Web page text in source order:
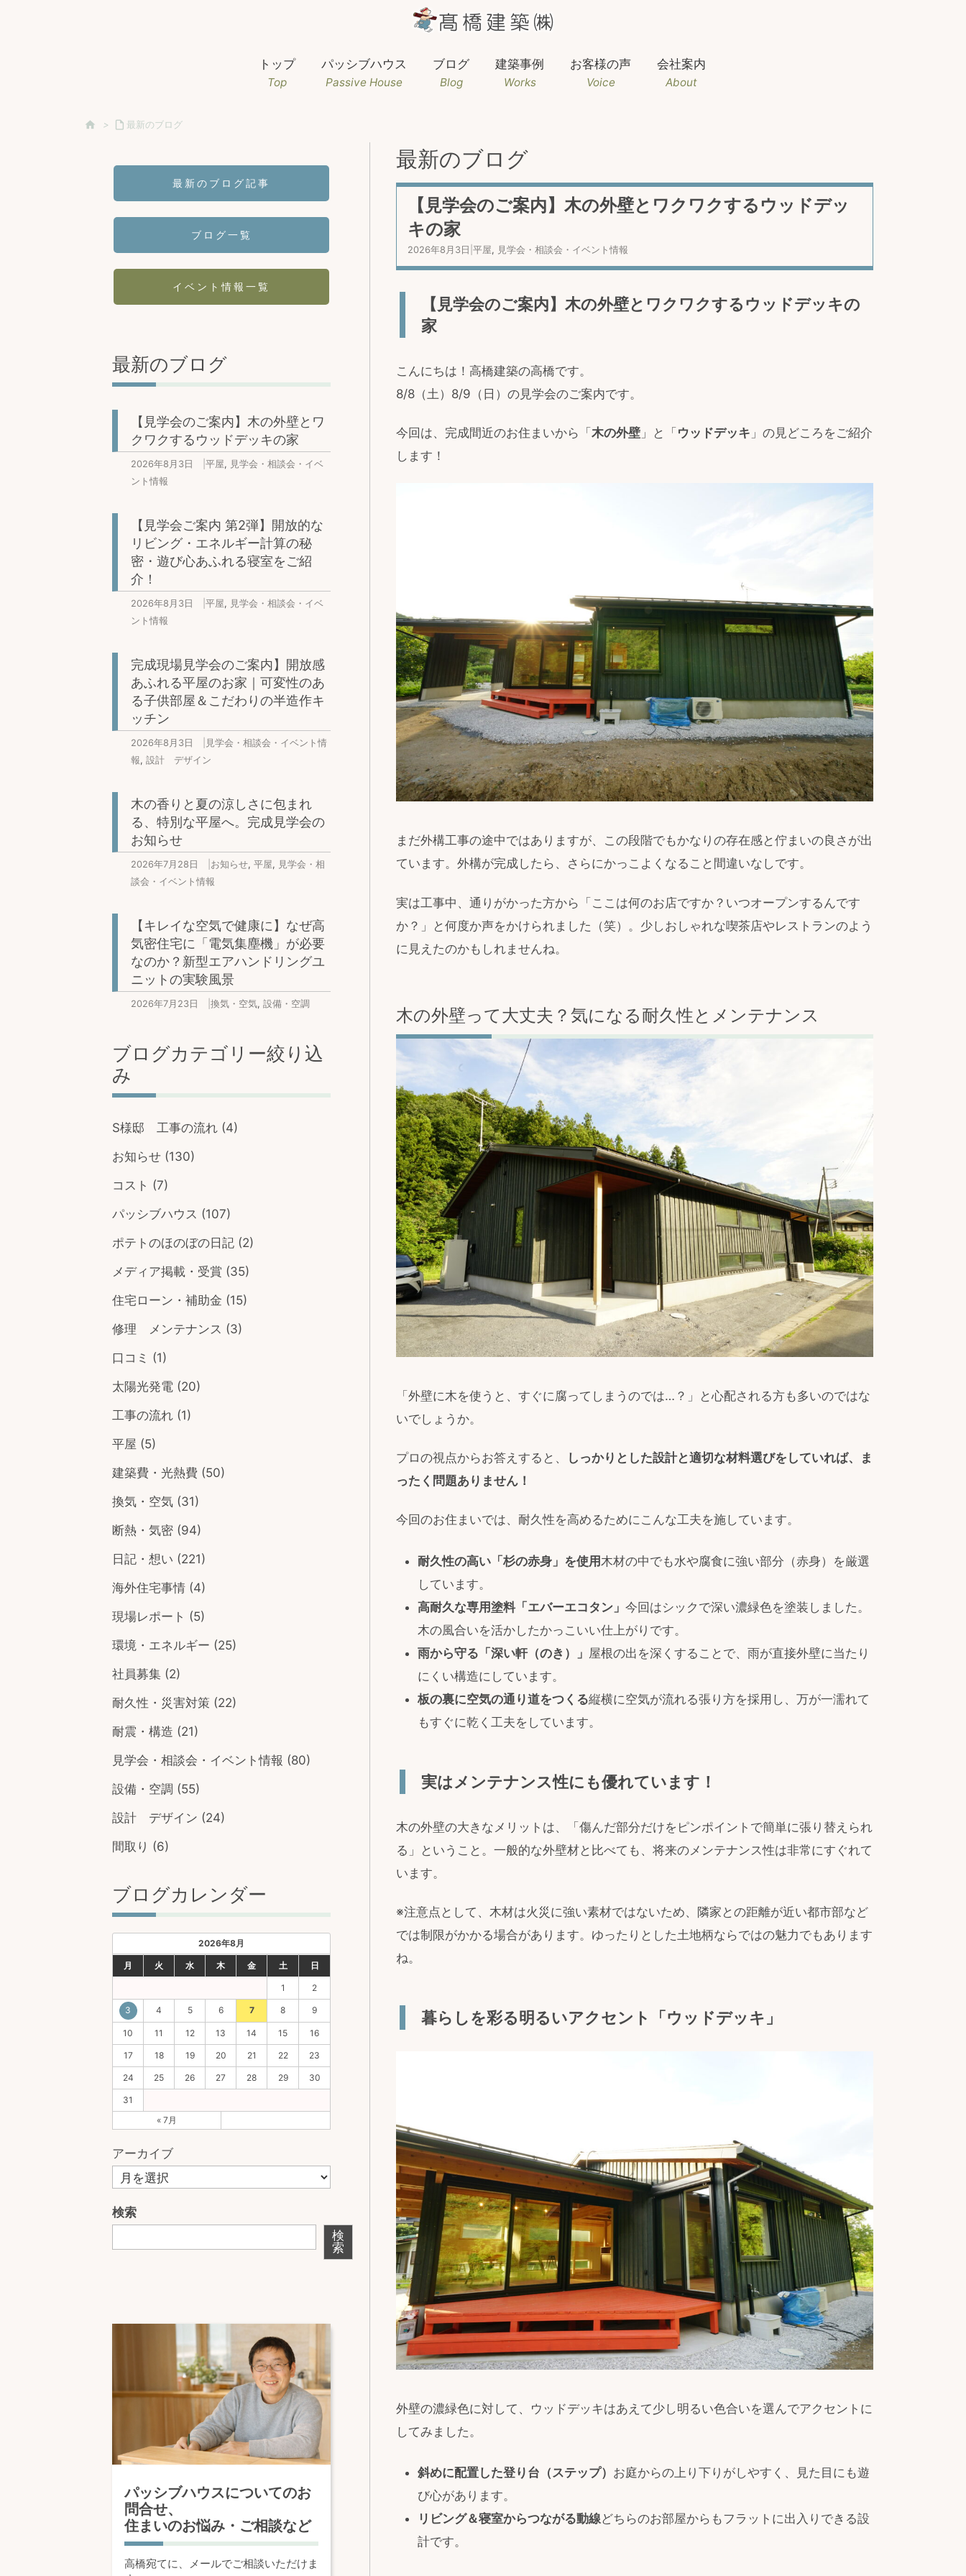
トップ
Top
パッシブハウス
Passive House
ブログ
Blog
建築事例
Works
お客様の声
Voice
会社案内
About
 >  最新のブログ
最新のブログ
【見学会のご案内】木の外壁とワクワクするウッドデッ
キの家
2026年8月3日 平屋, 見学会・相談会・イベント情報
【見学会のご案内】木の外壁とワクワクするウッドデッキの
家
こんにちは！高橋建築の高橋です。
8/8（土）8/9（日）の見学会のご案内です。
今回は、完成間近のお住まいから「 木の外壁」と「 ウッドデッキ 」の見どころをご紹介
します！
まだ外構工事の途中ではありますが、この段階でもかなりの存在感と佇まいの良さが出
ています。外構が完成したら、さらにかっこよくなること間違いなしです。
実は工事中、通りがかった方から「ここは何のお店ですか？いつオープンするんです
か？」と何度か声をかけられました（笑）。少しおしゃれな喫茶店やレストランのよう
に見えたのかもしれませんね。
木の外壁って大丈夫？気になる耐久性とメンテナンス
「外壁に木を使うと、すぐに腐ってしまうのでは…？」と心配される方も多いのではな
いでしょうか。
プロの視点からお答えすると、
しっかりとした設計と適切な材料選びをしていれば、ま
ったく問題ありません！
今回のお住まいでは、耐久性を高めるためにこんな工夫を施しています。
耐久性の高い「杉の赤身」を使用 木材の中でも水や腐食に強い部分（赤身）を厳選
しています。
高耐久な専用塗料「エバーエコタン」 今回はシックで深い濃緑色を塗装しました。
木の風合いを活かしたかっこいい仕上がりです。
雨から守る「深い軒（のき）」 屋根の出を深くすることで、雨が直接外壁に当たり
にくい構造にしています。
板の裏に空気の通り道をつくる縦横に空気が流れる張り方を採用し、万が一濡れて
もすぐに乾く工夫をしています。
実はメンテナンス性にも優れています！
木の外壁の大きなメリットは、「傷んだ部分だけをピンポイントで簡単に張り替えられ
る」ということ。一般的な外壁材と比べても、将来のメンテナンス性は非常にすぐれて
います。
※注意点として、木材は火災に強い素材ではないため、隣家との距離が近い都市部など
では制限がかかる場合があります。ゆったりとした土地柄ならではの魅力でもあります
ね。
暮らしを彩る明るいアクセント「ウッドデッキ」
外壁の濃緑色に対して、ウッドデッキはあえて少し明るい色合いを選んでアクセントに
してみました。
斜めに配置した登り台（ステップ） お庭からの上り下りがしやすく、見た目にも遊
び心があります。
リビング＆寝室からつながる動線どちらのお部屋からもフラットに出入りできる設
計です。
最新のブログ記事
ブログ一覧
イベント情報一覧
最新のブログ
【見学会のご案内】木の外壁とワ
クワクするウッドデッキの家
2026年8月3日 平屋, 見学会・相談会・イベ
ント情報
【見学会ご案内 第2弾】開放的な
リビング・エネルギー計算の秘
密・遊び心あふれる寝室をご紹
介！
2026年8月3日 平屋, 見学会・相談会・イベ
ント情報
完成現場見学会のご案内】開放感
あふれる平屋のお家｜可変性のあ
る子供部屋＆こだわりの半造作キ
ッチン
2026年8月3日
見学会・相談会・イベント情
報, 設計 デザイン
木の香りと夏の涼しさに包まれ
る、特別な平屋へ。完成見学会の
お知らせ
2026年7月28日 お知らせ, 平屋, 見学会・相
談会・イベント情報
【キレイな空気で健康に】なぜ高
気密住宅に「電気集塵機」が必要
なのか？新型エアハンドリングユ
ニットの実験風景
2026年7月23日 換気・空気, 設備・空調
ブログカテゴリー絞り込
み
S様邸 工事の流れ (4)
お知らせ (130)
コスト (7)
パッシブハウス (107)
ポテトのほのぼの日記 (2)
メディア掲載・受賞 (35)
住宅ローン・補助金 (15)
修理 メンテナンス (3)
口コミ (1)
太陽光発電 (20)
工事の流れ (1)
平屋 (5)
建築費・光熱費 (50)
換気・空気 (31)
断熱・気密 (94)
日記・想い (221)
海外住宅事情 (4)
現場レポート (5)
環境・エネルギー (25)
社員募集 (2)
耐久性・災害対策 (22)
耐震・構造 (21)
見学会・相談会・イベント情報 (80)
設備・空調 (55)
設計 デザイン (24)
間取り (6)
ブログカレンダー
2026年8月
月 火 水 木 金 土 日
1 2
3 4 5 6 7 8 9
10 11 12 13 14 15 16
17 18 19 20 21 22 23
24 25 26 27 28 29 30
31
« 7月
アーカイブ
検索
検
索
パッシブハウスについてのお
問合せ、
住まいのお悩み・ご相談など
高橋宛てに、メールでご相談いただけま